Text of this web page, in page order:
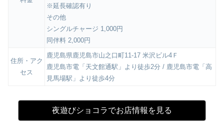
※延長確認有り
その他
シングルチャージ 1,000円
同伴料 2,000円
住所・アク
セス
鹿児島県鹿児島市山之口町11-17 米沢ビル4Ｆ
鹿児島市電「天文館通駅」より徒歩2分 / 鹿児島市電「高
見馬場駅」より徒歩4分
夜遊びショコラでお店情報を見る